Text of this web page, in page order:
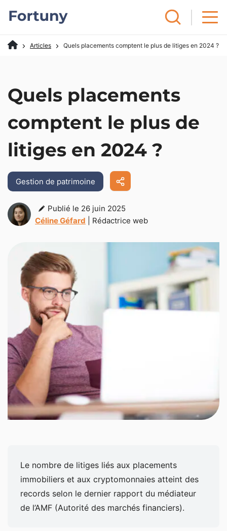
Articles Quels placements comptent le plus de litiges en 2024 ?
Quels placements
comptent le plus de
litiges en 2024 ?
Gestion de patrimoine
Publié le 26 juin 2025
Céline Géfard
| Rédactrice web
Le nombre de litiges liés aux placements
immobiliers et aux cryptomonnaies atteint des
records selon le dernier rapport du médiateur
de l’AMF (Autorité des marchés financiers).